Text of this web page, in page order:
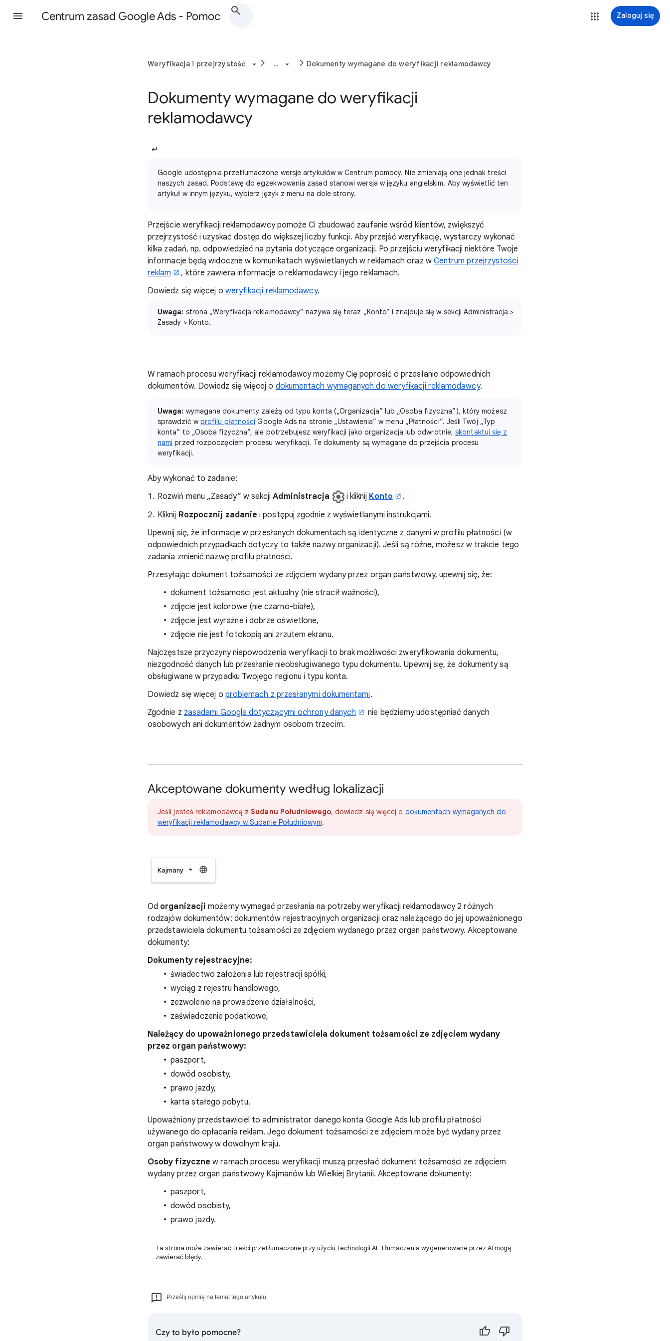
Centrum zasad Google Ads - Pomoc Zaloguj się
Weryfikacja i przejrzystość ... Dokumenty wymagane do weryfikacji reklamodawcy
Dokumenty wymagane do weryfikacji
reklamodawcy
↵
Google udostępnia przetłumaczone wersje artykułów w Centrum pomocy. Nie zmieniają one jednak treści
naszych zasad. Podstawę do egzekwowania zasad stanowi wersja w języku angielskim. Aby wyświetlić ten
artykuł w innym języku, wybierz język z menu na dole strony.
Przejście weryfikacji reklamodawcy pomoże Ci zbudować zaufanie wśród klientów, zwiększyć
przejrzystość i uzyskać dostęp do większej liczby funkcji. Aby przejść weryfikację, wystarczy wykonać
kilka zadań, np. odpowiedzieć na pytania dotyczące organizacji. Po przejściu weryfikacji niektóre Twoje
informacje będą widoczne w komunikatach wyświetlanych w reklamach oraz w Centrum przejrzystości
reklam
, które zawiera informacje o reklamodawcy i jego reklamach.
Dowiedz się więcej o weryfikacji reklamodawcy.
Uwaga: strona „Weryfikacja reklamodawcy” nazywa się teraz „Konto” i znajduje się w sekcji Administracja >
Zasady > Konto.
W ramach procesu weryfikacji reklamodawcy możemy Cię poprosić o przesłanie odpowiednich
dokumentów. Dowiedz się więcej o dokumentach wymaganych do weryfikacji reklamodawcy.
Uwaga: wymagane dokumenty zależą od typu konta („Organizacja” lub „Osoba fizyczna”), który możesz
sprawdzić w profilu płatności Google Ads na stronie „Ustawienia” w menu „Płatności”. Jeśli Twój „Typ
konta” to „Osoba fizyczna”, ale potrzebujesz weryfikacji jako organizacja lub odwrotnie,skontaktuj się z
nami przed rozpoczęciem procesu weryfikacji. Te dokumenty są wymagane do przejścia procesu
weryfikacji.
Aby wykonać to zadanie:
Rozwiń menu „Zasady” w sekcjiAdministracja i kliknij Konto
.
Kliknij Rozpocznij zadanie i postępuj zgodnie z wyświetlanymi instrukcjami.
Upewnij się, że informacje w przesłanych dokumentach są identyczne z danymi w profilu płatności (w
odpowiednich przypadkach dotyczy to także nazwy organizacji). Jeśli są różne, możesz w trakcie tego
zadania zmienić nazwę profilu płatności.
Przesyłając dokument tożsamości ze zdjęciem wydany przez organ państwowy, upewnij się, że:
dokument tożsamości jest aktualny (nie stracił ważności),
zdjęcie jest kolorowe (nie czarno-białe),
zdjęcie jest wyraźne i dobrze oświetlone,
zdjęcie nie jest fotokopią ani zrzutem ekranu.
Najczęstsze przyczyny niepowodzenia weryfikacji to brak możliwości zweryfikowania dokumentu,
niezgodność danych lub przesłanie nieobsługiwanego typu dokumentu. Upewnij się, że dokumenty są
obsługiwane w przypadku Twojego regionu i typu konta.
Dowiedz się więcej o problemach z przesłanymi dokumentami.
Zgodnie z zasadami Google dotyczącymi ochrony danych
nie będziemy udostępniać danych
osobowych ani dokumentów żadnym osobom trzecim.
Akceptowane dokumenty według lokalizacji
Jeśli jesteś reklamodawcą zSudanu Południowego, dowiedz się więcej o dokumentach wymaganych do
weryfikacji reklamodawcy w Sudanie Południowym.
Kajmany
Od organizacji możemy wymagać przesłania na potrzeby weryfikacji reklamodawcy 2 różnych
rodzajów dokumentów: dokumentów rejestracyjnych organizacji oraz należącego do jej upoważnionego
przedstawiciela dokumentu tożsamości ze zdjęciem wydanego przez organ państwowy. Akceptowane
dokumenty:
Dokumenty rejestracyjne:
świadectwo założenia lub rejestracji spółki,
wyciąg z rejestru handlowego,
zezwolenie na prowadzenie działalności,
zaświadczenie podatkowe,
Należący do upoważnionego przedstawiciela dokument tożsamości ze zdjęciem wydany
przez organ państwowy:
paszport,
dowód osobisty,
prawo jazdy,
karta stałego pobytu.
Upoważniony przedstawiciel to administrator danego konta Google Ads lub profilu płatności
używanego do opłacania reklam. Jego dokument tożsamości ze zdjęciem może być wydany przez
organ państwowy w dowolnym kraju.
Osoby fizyczne w ramach procesu weryfikacji muszą przesłać dokument tożsamości ze zdjęciem
wydany przez organ państwowy Kajmanów lub Wielkiej Brytanii. Akceptowane dokumenty:
paszport,
dowód osobisty,
prawo jazdy.
Ta strona może zawierać treści przetłumaczone przy użyciu technologii AI. Tłumaczenia wygenerowane przez AI mogą
zawierać błędy.
Prześlij opinię na temat tego artykułu
Czy to było pomocne?